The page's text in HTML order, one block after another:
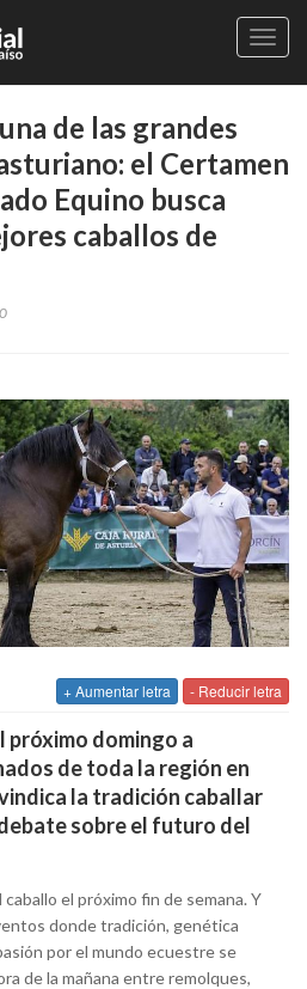
de las grandes
el Certamen
Equino busca
caballos de
+ Aumentar letra - Reducir letra
próximo domingo a
de toda la región en
la tradición caballar
sobre el futuro del
el próximo fin de semana. Y
donde tradición, genética
por el mundo ecuestre se
de la mañana entre remolques,